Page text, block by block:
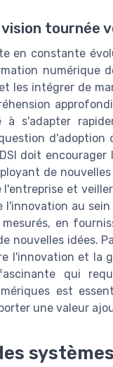
tournée
en constante
numérique
les intégrer de
à s'adapter
d'adoption
doit
de
l'entreprise et
l'innovation au
en
nouvelles idées.
l'innovation et la
qui
est
une valeur